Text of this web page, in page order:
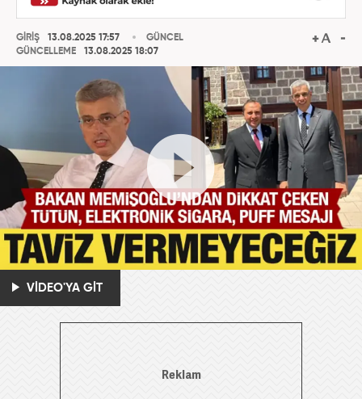
GİRİŞ
13.08.2025 17:57
GÜNCELLEME
13.08.2025 18:07
GÜNCEL
VİDEO'YA GİT